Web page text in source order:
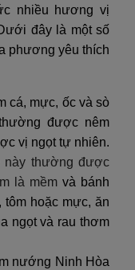
nhiều hương vị
đây là một số
phương yêu thích
cá, mực, ốc và sò
được nêm
vị ngọt tự nhiên.
này thường được
là mềm và bánh
tôm hoặc mực, ăn
ngọt và rau thơm
nướng Ninh Hòa